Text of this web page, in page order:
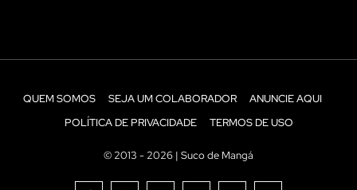
QUEM SOMOS SEJA UM COLABORADOR
ANUNCIE AQUI
POLÍTICA DE PRIVACIDADE
TERMOS DE USO
© 2013 - 2026 | Suco de Mangá